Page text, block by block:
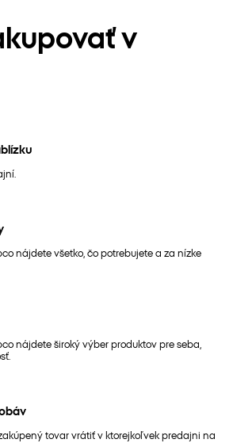
v
nájdete všetko, čo potrebujete a za nízke
nájdete široký výber produktov pre seba,
tovar vrátiť v ktorejkoľvek predajni na